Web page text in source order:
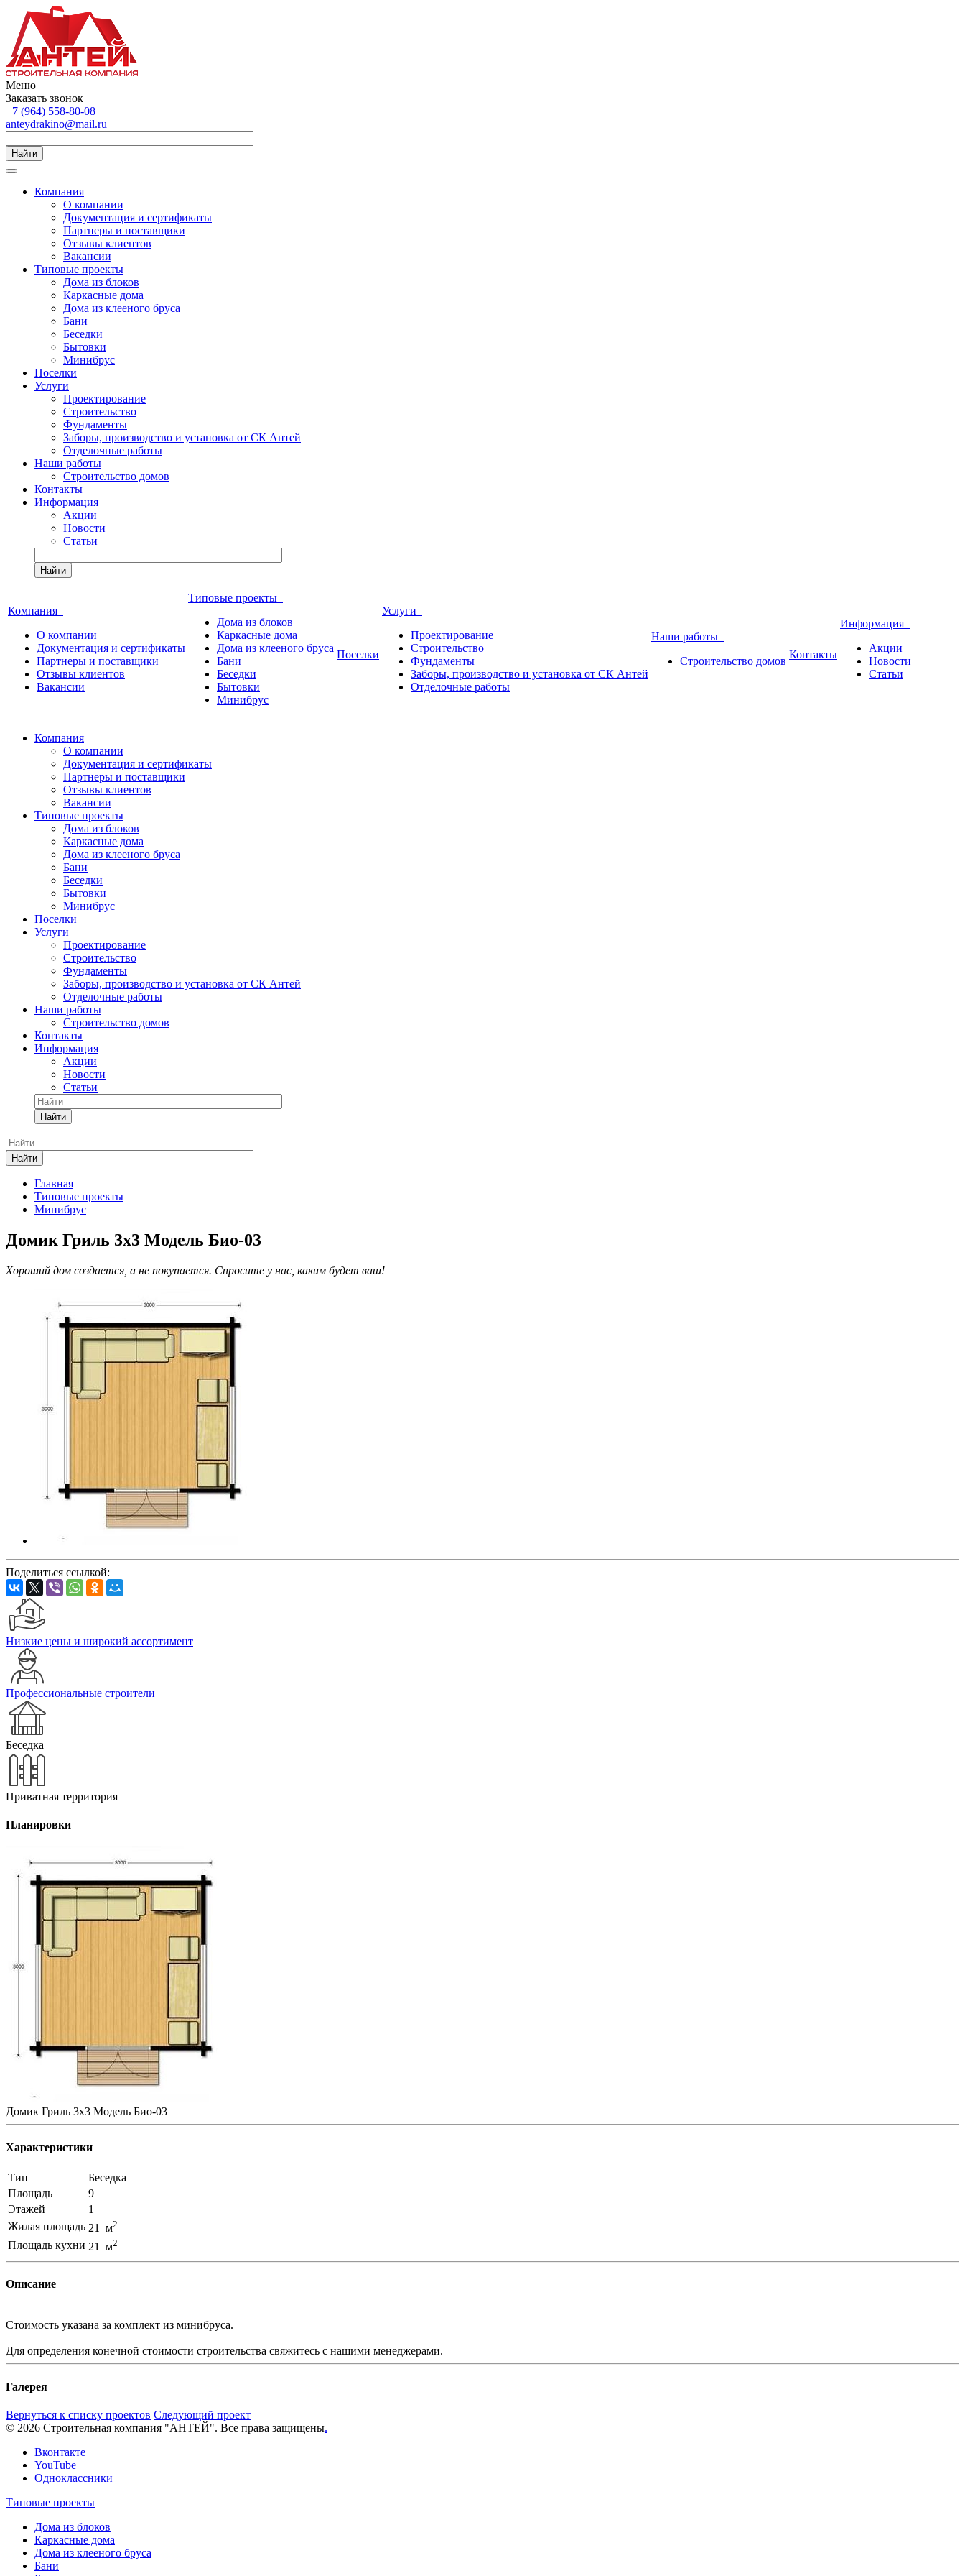
Меню
Заказать звонок
+7 (964) 558-80-08
anteydrakino@mail.ru
Найти
Компания
О компании
Документация и сертификаты
Партнеры и поставщики
Отзывы клиентов
Вакансии
Типовые проекты
Дома из блоков
Каркасные дома
Дома из клееного бруса
Бани
Беседки
Бытовки
Минибрус
Поселки
Услуги
Проектирование
Строительство
Фундаменты
Заборы, производство и установка от СК Антей
Отделочные работы
Наши работы
Строительство домов
Контакты
Информация
Акции
Новости
Статьи
Найти
Компания
О компании
Документация и сертификаты
Партнеры и поставщики
Отзывы клиентов
Вакансии
Типовые проекты
Дома из блоков
Каркасные дома
Дома из клееного бруса
Бани
Беседки
Бытовки
Минибрус
Поселки
Услуги
Проектирование
Строительство
Фундаменты
Заборы, производство и установка от СК Антей
Отделочные работы
Наши работы
Строительство домов
Контакты
Информация
Акции
Новости
Статьи
Компания
О компании
Документация и сертификаты
Партнеры и поставщики
Отзывы клиентов
Вакансии
Типовые проекты
Дома из блоков
Каркасные дома
Дома из клееного бруса
Бани
Беседки
Бытовки
Минибрус
Поселки
Услуги
Проектирование
Строительство
Фундаменты
Заборы, производство и установка от СК Антей
Отделочные работы
Наши работы
Строительство домов
Контакты
Информация
Акции
Новости
Статьи
Найти
Найти
Главная
Типовые проекты
Минибрус
Домик Гриль 3х3 Модель Био-03
Хороший дом создается, а не покупается. Спросите у нас, каким будет ваш!
Поделиться ссылкой:
Низкие цены и широкий ассортимент
Профессиональные строители
Беседка
Приватная территория
Планировки
Домик Гриль 3х3 Модель Био-03
Характеристики
Тип
Беседка
Площадь
9
Этажей
1
Жилая площадь 21 м2
Площадь кухни 21 м2
Описание
Стоимость указана за комплект из минибруса.
Для определения конечной стоимости строительства свяжитесь с нашими менеджерами.
Галерея
Вернуться к списку проектов Следующий проект
© 2026 Строительная компания "АНТЕЙ". Все права защищены.
Вконтакте
YouTube
Одноклассники
Типовые проекты
Дома из блоков
Каркасные дома
Дома из клееного бруса
Бани